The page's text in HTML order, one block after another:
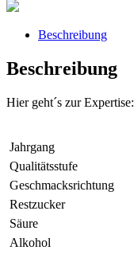
Beschreibung
Beschreibung
Hier geht´s zur Expertise:
Jahrgang
Qualitätsstufe
Geschmacksrichtung
Restzucker
Säure
Alkohol